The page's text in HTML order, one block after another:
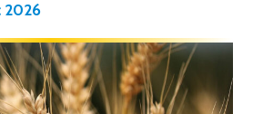
2026